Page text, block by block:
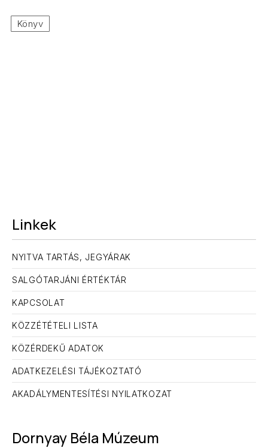
Könyv
Linkek
NYITVA TARTÁS, JEGYÁRAK
SALGÓTARJÁNI ÉRTÉKTÁR
KAPCSOLAT
KÖZZÉTÉTELI LISTA
KÖZÉRDEKŰ ADATOK
ADATKEZELÉSI TÁJÉKOZTATÓ
AKADÁLYMENTESÍTÉSI NYILATKOZAT
Dornyay Béla Múzeum
ELŐZŐ